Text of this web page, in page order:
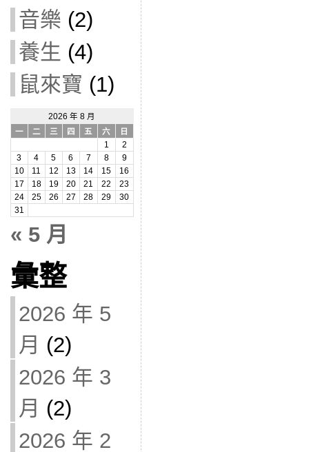
音樂 (2)
養生 (4)
鼠來寶 (1)
2026 年 8 月
一
二 三 四 五 六
日
1
2
3
4 5 6 7 8
9
10
11 12 13 14 15
16
17
18 19 20 21 22
23
24
25 26 27 28 29
30
31
« 5 月
彙整
2026 年 5
月 (2)
2026 年 3
月 (2)
2026 年 2